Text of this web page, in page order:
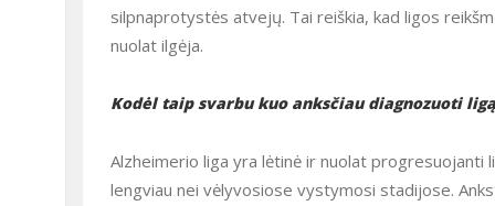
silpnaprotystės atvejų. Tai reiškia, kad ligos
nuolat ilgėja.
Kodėl taip svarbu kuo anksčiau diagnozuoti
Alzheimerio liga yra lėtinė ir nuolat progresuojanti liga, kurią ankstyvose vystymosi stadijose pažaboti kur kas
lengviau nei vėlyvosiose vystymosi stadijose.